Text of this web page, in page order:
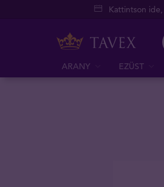
Kattintson
ARANY EZÜST